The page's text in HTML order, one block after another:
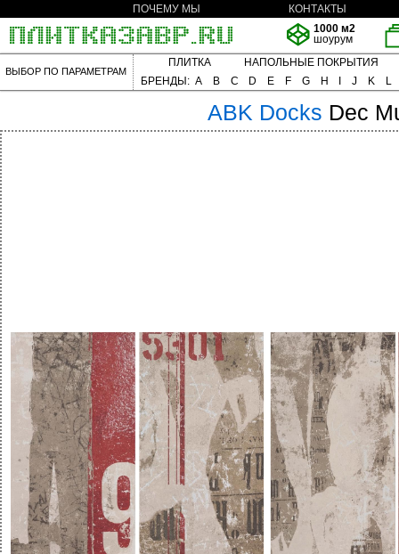
ПОЧЕМУ МЫ
КОНТАКТЫ
1000 м2
шоурум
ВЫБОР ПО ПАРАМЕТРАМ
ПЛИТКА
НАПОЛЬНЫЕ ПОКРЫТИЯ
БРЕНДЫ: A B C D E F G H J K L
ABK Docks Dec